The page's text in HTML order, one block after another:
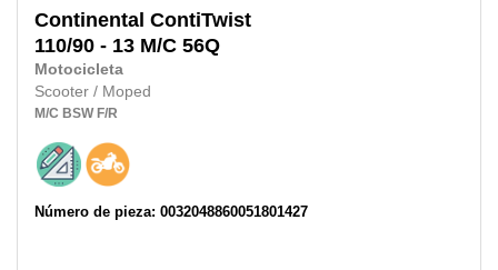
Continental ContiTwist
110/90 - 13 M/C 56Q
Motocicleta
Scooter / Moped
M/C BSW F/R
Número de pieza: 0032048860051801427